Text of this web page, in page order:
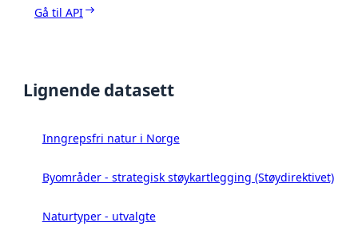
Gå til API
Lignende datasett
Inngrepsfri natur i Norge
Byområder - strategisk støykartlegging (Støydirektivet)
Naturtyper - utvalgte